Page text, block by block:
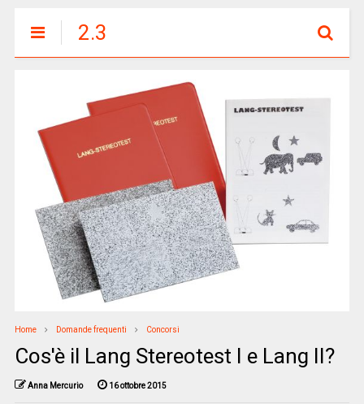
2.3
Home Domande frequenti Concorsi
Cos'è il Lang Stereotest I e Lang II?
Anna Mercurio 16 ottobre 2015